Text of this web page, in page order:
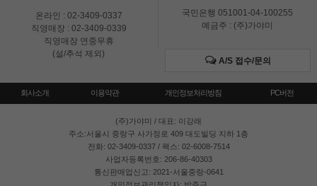
온라인 : 02-3409-0337
직영매장 : 02-3409-0339
직영매장 연중무휴
(설/추석 제외)
국민은행 051001-04-100255
예금주 : (주)가야미
A/S 접수/문의
회사소개 이용약관 개인정보처리방침 PC버전
(주)가야미 / 대표: 이강래
주소:서울시 중랑구 사가정로 409 대도빌딩 지하 1층
전화: 02-3409-0337 / 팩스: 02-6008-7514
사업자등록번호: 206-86-40303
통신판매업신고: 2021-서울중랑-0641